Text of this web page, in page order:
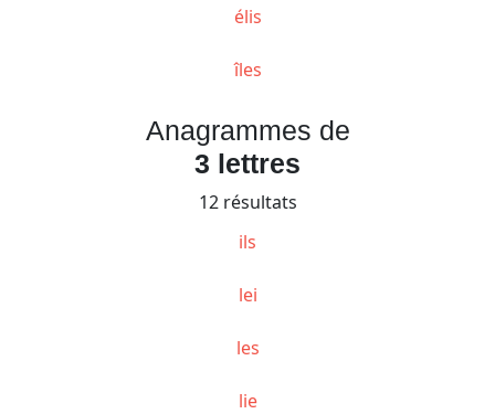
élis
îles
Anagrammes de
3 lettres
12 résultats
ils
lei
les
lie